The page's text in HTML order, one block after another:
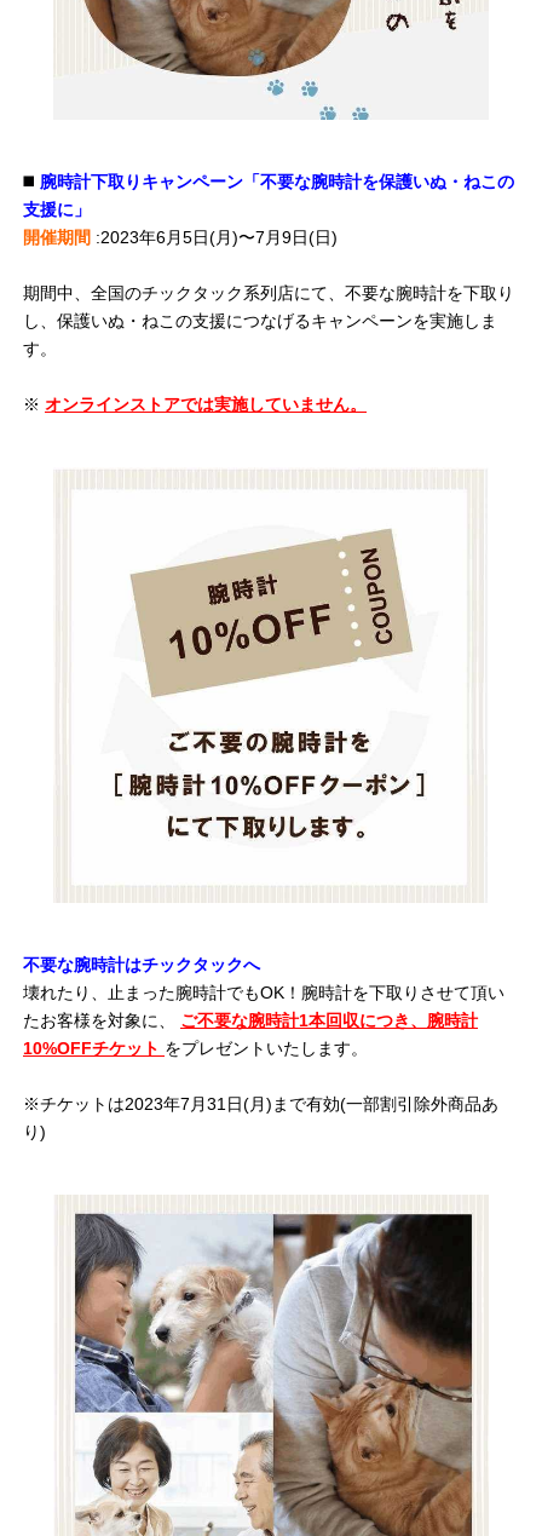
◼️ 腕時計下取りキャンペーン「不要な腕時計を保護いぬ・ねこの
支援に」
開催期間 :2023年6月5日(月)〜7月9日(日)
期間中、全国のチックタック系列店にて、不要な腕時計を下取り
し、保護いぬ・ねこの支援につなげるキャンペーンを実施しま
す。
※ オンラインストアでは実施していません。
不要な腕時計はチックタックへ
壊れたり、止まった腕時計でもOK！腕時計を下取りさせて頂い
たお客様を対象に、 ご不要な腕時計1本回収につき、腕時計
10%OFFチケット をプレゼントいたします。
※チケットは2023年7月31日(月)まで有効(一部割引除外商品あ
り)